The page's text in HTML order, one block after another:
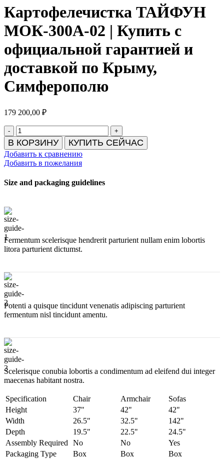
Картофелечистка ТАЙФУН
МОК-300А-02 | Купить с
официальной гарантией и
доставкой по Крыму,
Симферополю
179 200,00 ₽
Количество
товара
Картофелечистка
ТАЙФУН
МОК-300А-02
Купить
и
доставкой
по
Крыму,
Симферополю
В КОРЗИНУ КУПИТЬ СЕЙЧАС
Добавить к сравнению
Добавить в пожелания
Size and packaging guidelines
Fermentum scelerisque hendrerit parturient nullam enim lobortis
litora parturient dictumst.
Potenti a quisque tincidunt venenatis adipiscing parturient
fermentum nisl tinciduntamentu.
Scelerisque conubia lobortis a condimentum ad eleifend dui integer
maecenas habitant nostra.
Specification Chair Armchair
Sofas
Height
37" 42"
42"
Width
26.5" 32.5"
142"
Depth
19.5" 22.5"
24.5"
Assembly Required No No
Yes
Packaging Type
Box Box Box